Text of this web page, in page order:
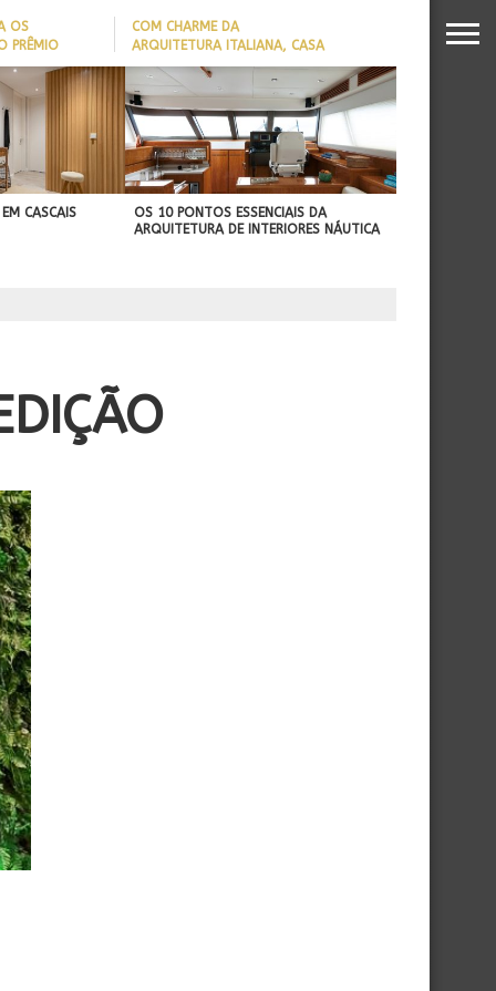
OS
PRÊMIO
DA
COM CHARME DA
ARQUITETURA ITALIANA, CASA
DE VILA COM 120M² GANHA
‘CARTÃO DE VISITAS’ COM
PAREDE DE TIJOLOS
APARENTES; CONFIRA
CASCAIS
OS 10 PONTOS ESSENCIAIS DA
ARQUITETURA DE INTERIORES NÁUTICA